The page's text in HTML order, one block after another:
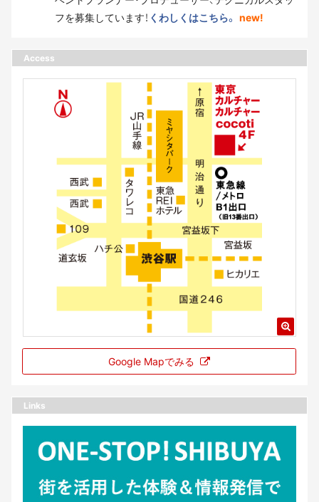
フを募集しています！ くわしくはこちら。 new!
Access
Google Mapでみる
Links